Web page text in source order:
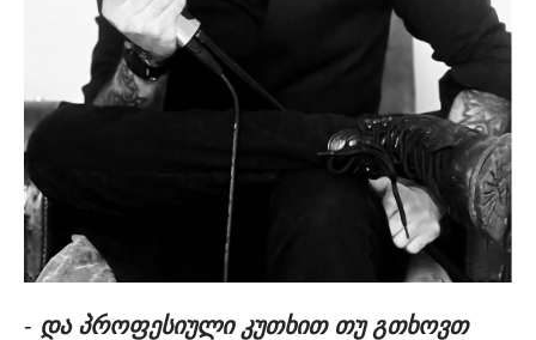
- და პროფესიული კუთხით თუ გთხოვთ